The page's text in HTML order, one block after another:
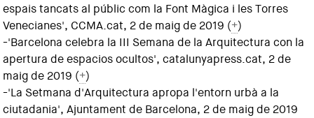
espais tancats al públic com la Font Màgica i les Torres
Venecianes', CCMA.cat, 2 de maig de 2019 (+)
-'Barcelona celebra la III Semana de la Arquitectura con la
apertura de espacios ocultos', catalunyapress.cat, 2 de
maig de 2019 (+)
-'La Setmana d'Arquitectura apropa l'entorn urbà a la
ciutadania', Ajuntament de Barcelona, 2 de maig de 2019